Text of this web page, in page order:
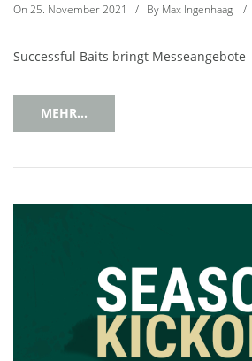
On 25. November 2021 / By Max Ingenhaag /
Successful Baits bringt Messeangebote
MEHR...